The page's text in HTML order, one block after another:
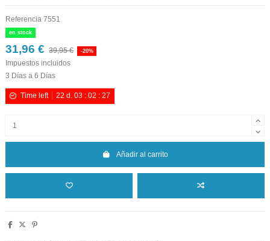
Referencia 7551
en stock
31,96 € 39,95 € -20%
Impuestos incluidos
3 Días a 6 Días
Time left 22 d. 03 :02 :27
Añadir al carrito